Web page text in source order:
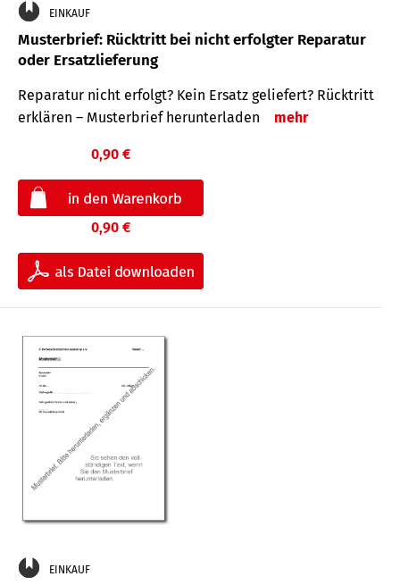
EINKAUF
Musterbrief: Rücktritt bei nicht erfolgter Reparatur
oder Ersatzlieferung
Reparatur nicht erfolgt? Kein Ersatz geliefert? Rücktritt
erklären – Musterbrief herunterladen
mehr
0,90 €
0,90 €
EINKAUF